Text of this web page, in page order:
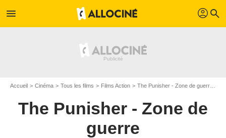
menu profil search
Accueil Cinéma Tous les films Films Action The Punisher - Zone de guerre
The Punisher - Zone de
guerre